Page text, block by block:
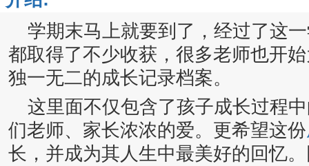
学期末马上就要到了，经过了这
都取得了不少收获，很多老师也开
独一无二的成长记录档案。
这里面不仅包含了孩子成长过程
们老师、家长浓浓的爱。更希望这份
长，并成为其人生中最美好的回忆